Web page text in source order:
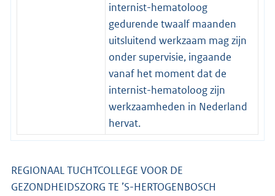
internist-hematoloog
gedurende twaalf maanden
uitsluitend werkzaam mag zijn
onder supervisie, ingaande
vanaf het moment dat de
internist-hematoloog zijn
werkzaamheden in Nederland
hervat.
REGIONAAL TUCHTCOLLEGE VOOR DE
GEZONDHEIDSZORG TE ’S-HERTOGENBOSCH